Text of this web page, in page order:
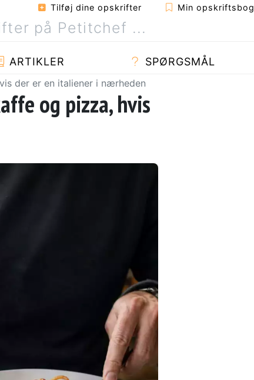
Tilføj dine opskrifter Min opskriftsbog
ARTIKLER SPØRGSMÅL
der er en italiener i nærheden
og pizza, hvis